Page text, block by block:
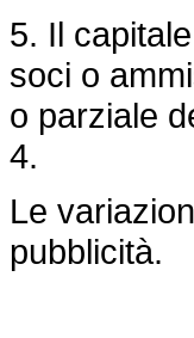
5. Il
soci o
o parziale
4.
Le
pubblicità.